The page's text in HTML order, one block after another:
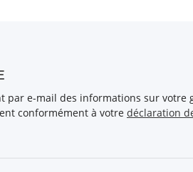
par e-mail des informations sur votre
conformément à votre déclaration